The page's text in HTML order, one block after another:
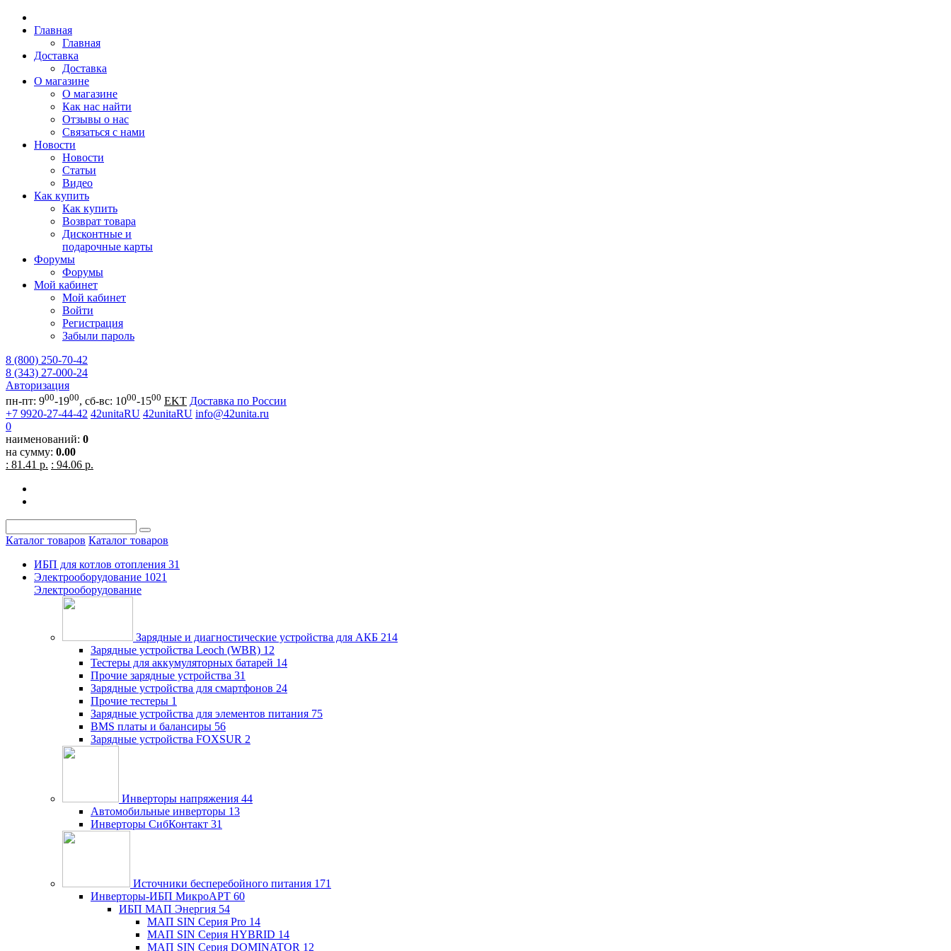
Главная
Главная
Доставка
Доставка
О магазине
О магазине
Как нас найти
Отзывы о нас
Связаться с нами
Новости
Новости
Статьи
Видео
Как купить
Как купить
Возврат товара
Дисконтные и
подарочные карты
Форумы
Форумы
Мой кабинет
Мой кабинет
Войти
Регистрация
Забыли пароль
8 (800) 250-70-42
8 (343) 27-000-24
Авторизация
пн-пт: 900-1900, сб-вс: 1000-1500 EKT Доставка по России
+7 9920-27-44-42 42unitaRU 42unitaRU info@42unita.ru
0
наименований: 0
на сумму: 0.00
: 81.41 р. : 94.06 р.
Каталог товаров Каталог товаров
ИБП для котлов отопления 31
Электрооборудование 1021
Электрооборудование
Зарядные и диагностические устройства для АКБ 214
Зарядные устройства Leoch (WBR) 12
Тестеры для аккумуляторных батарей 14
Прочие зарядные устройства 31
Зарядные устройства для смартфонов 24
Прочие тестеры 1
Зарядные устройства для элементов питания 75
BMS платы и балансиры 56
Зарядные устройства FOXSUR 2
Инверторы напряжения 44
Автомобильные инверторы 13
Инверторы СибКонтакт 31
Источники бесперебойного питания 171
Инверторы-ИБП МикроАРТ 60
ИБП МАП Энергия 54
МАП SIN Серия Pro 14
МАП SIN Серия HYBRID 14
МАП SIN Серия DOMINATOR 12